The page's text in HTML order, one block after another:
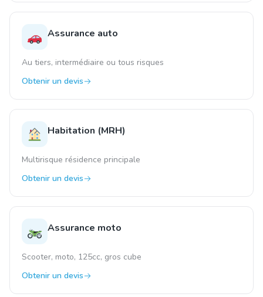
Assurance auto
Au tiers, intermédiaire ou tous risques
Obtenir un devis
Habitation (MRH)
Multirisque résidence principale
Obtenir un devis
Assurance moto
Scooter, moto, 125cc, gros cube
Obtenir un devis